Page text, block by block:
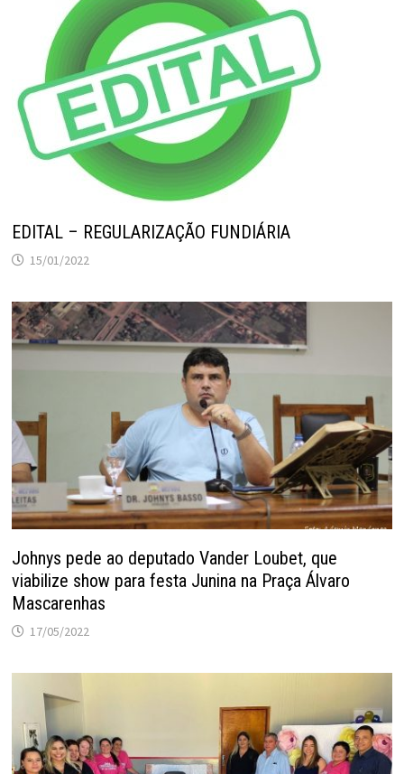
EDITAL – REGULARIZAÇÃO FUNDIÁRIA
15/01/2022
Johnys pede ao deputado Vander Loubet, que
viabilize show para festa Junina na Praça Álvaro
Mascarenhas
17/05/2022